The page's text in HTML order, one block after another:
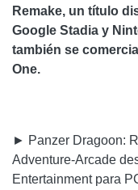
Remake, un título
Google Stadia y
también se
One.
► Panzer Dragoon:
Adventure-Arcade
Entertainment para